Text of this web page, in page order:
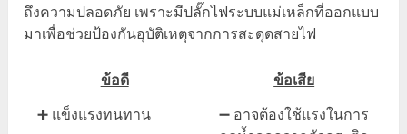
ถึงความปลอดภัย เพราะมีปลั๊กไฟระบบแม่เหล็กที่ออกแบบ
มาเพื่อช่วยป้องกันอุบัติเหตุจากการสะดุดสายไฟ
ข้อดี
ข้อเสีย
➕ แข็งแรงทนทาน
➖ อาจต้องใช้แรงในการ